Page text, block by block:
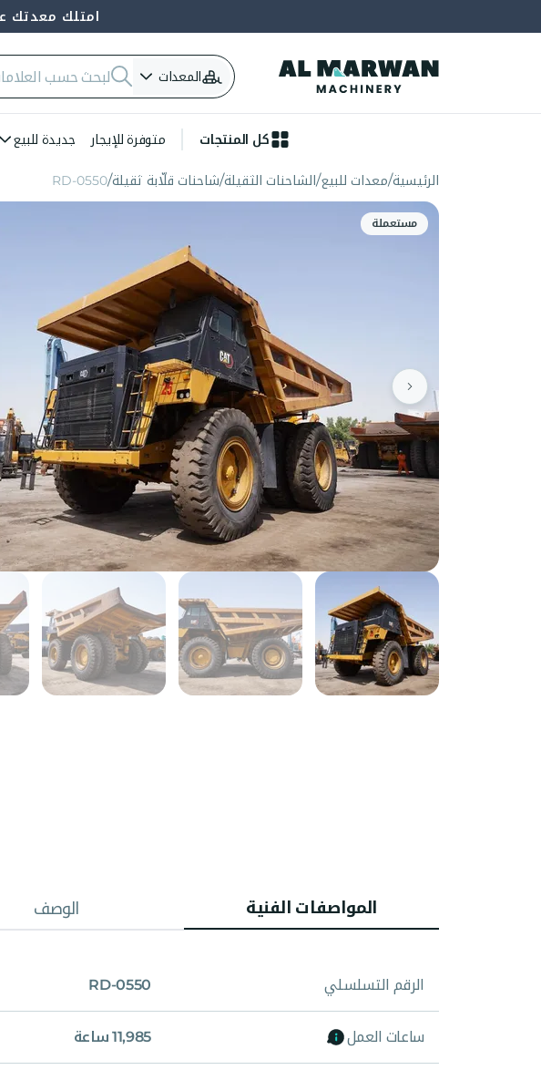
امتلك معدتك على 4 دفعات — 0% فائدة
المعدات
كل المنتجات متوفرة للإيجار جديدة للبيع
الرئيسية معدات للبيع الشاحنات الثقيلة شاحنات قلّابة ثقيلة RD-0550
مستعملة
المواصفات الفنية الوصف
الرقم التسلسلي RD-0550
ساعات العمل 11,985 ساعة